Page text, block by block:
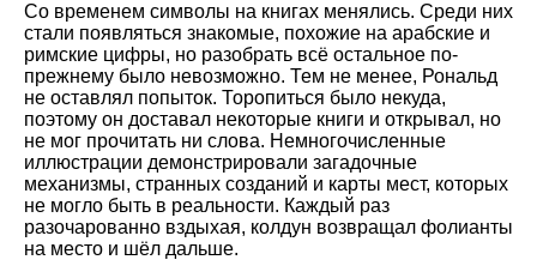
Со временем символы на книгах менялись. Среди них
стали появляться знакомые, похожие на арабские и
римские цифры, но разобрать всё остальное по-
прежнему было невозможно. Тем не менее, Рональд
не оставлял попыток. Торопиться было некуда,
поэтому он доставал некоторые книги и открывал, но
не мог прочитать ни слова. Немногочисленные
иллюстрации демонстрировали загадочные
механизмы, странных созданий и карты мест, которых
не могло быть в реальности. Каждый раз
разочарованно вздыхая, колдун возвращал фолианты
на место и шёл дальше.